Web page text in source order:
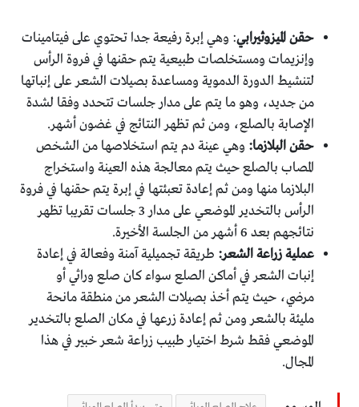
حقن الميزوثيرابي: وهي إبرة رفيعة جدا تحتوي على فيتامينات
وإنزيمات ومستخلصات طبيعية يتم حقنها في فروة الرأس
لتنشيط الدورة الدموية ومساعدة بصيلات الشعر على إنباتها
من جديد، وهو ما يتم على مدار جلسات تتحدد وفقا لشدة
الإصابة بالصلع، ومن ثم تظهر النتائج في غضون أشهر.
حقن البلازما: وهي عينة دم يتم استخلاصها من الشخص
المصاب بالصلع حيث يتم معالجة هذه العينة واستخراج
البلازما منها ومن ثم إعادة تعبئتها في إبرة يتم حقنها في فروة
الرأس بالتخدير الموضعي على مدار 3 جلسات تقريبا تظهر
نتائجهم بعد 6 أشهر من الجلسة الأخيرة.
عملية زراعة الشعر: طريقة تجميلية آمنة وفعالة في إعادة
إنبات الشعر في أماكن الصلع سواء كان صلع وراثي أو
مرضي، حيث يتم أخذ بصيلات الشعر من منطقة مانحة
مليئة بالشعر ومن ثم إعادة زرعها في مكان الصلع بالتخدير
الموضعي فقط شرط اختيار طبيب زراعة شعر خبير في هذا
المجال.